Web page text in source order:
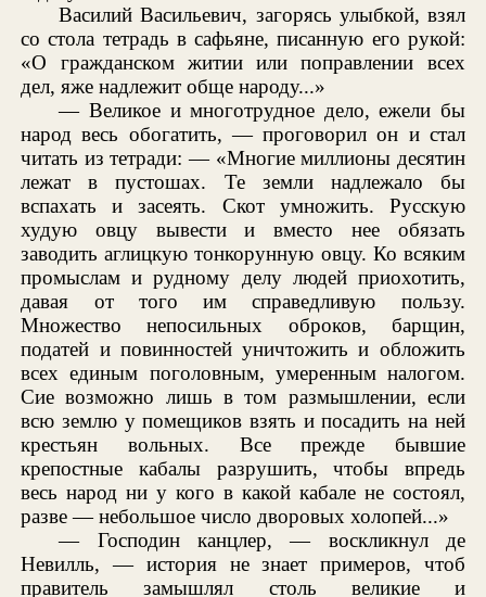
Василий Васильевич, загорясь улыбкой, взял
со стола тетрадь в сафьяне, писанную его рукой:
«О гражданском житии или поправлении всех
дел, яже надлежит обще народу...»
— Великое и многотрудное дело, ежели бы
народ весь обогатить, — проговорил он и стал
читать из тетради: — «Многие миллионы десятин
лежат в пустошах. Те земли надлежало бы
вспахать и засеять. Скот умножить. Русскую
худую овцу вывести и вместо нее обязать
заводить аглицкую тонкорунную овцу. Ко всяким
промыслам и рудному делу людей приохотить,
давая от того им справедливую пользу.
Множество непосильных оброков, барщин,
податей и повинностей уничтожить и обложить
всех единым поголовным, умеренным налогом.
Сие возможно лишь в том размышлении, если
всю землю у помещиков взять и посадить на ней
крестьян вольных. Все прежде бывшие
крепостные кабалы разрушить, чтобы впредь
весь народ ни у кого в какой кабале не состоял,
разве — небольшое число дворовых холопей...»
— Господин канцлер, — воскликнул де
Невилль, — история не знает примеров, чтоб
правитель замышлял столь великие и